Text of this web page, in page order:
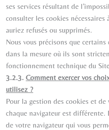
ses services résultant de
consulter les cookies
auriez refusés ou supprimés.
Nous vous précisons que
dans la mesure où ils sont
fonctionnement technique du
3.2.3. Comment exercer vos
utilisez ?
Pour la gestion des cookies et
chaque navigateur est différente.
de votre navigateur qui vous